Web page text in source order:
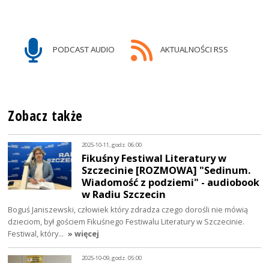
PODCAST AUDIO AKTUALNOŚCI RSS
Zobacz także
2025-10-11, godz. 06:00
Fikuśny Festiwal Literatury w
Szczecinie [ROZMOWA] "Sedinum.
Wiadomość z podziemi" - audiobook
w Radiu Szczecin
Boguś Janiszewski, człowiek który zdradza czego dorośli nie mówią
dzieciom, był gościem Fikuśnego Festiwalu Literatury w Szczecinie.
Festiwal, który… » więcej
2025-10-09, godz. 05:00